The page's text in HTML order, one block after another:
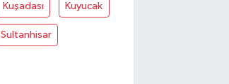
Kuşadası Kuyucak
Sultanhisar